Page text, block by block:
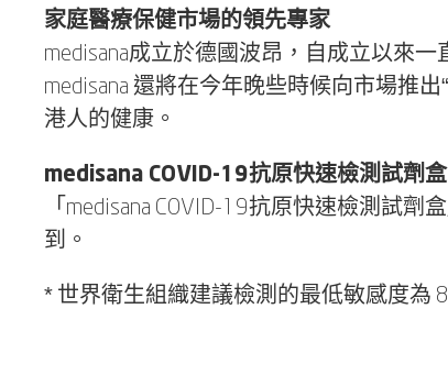
家庭醫療保健市場的領先專家
medisana成立於德國波昂，自成立以來
medisana 還將在今年晚些時候向市場推
港人的健康。
medisana COVID-19抗原快速檢測試劑
「medisana COVID-19抗原快速檢測試
到。
* 世界衛生組織建議檢測的最低敏感度為